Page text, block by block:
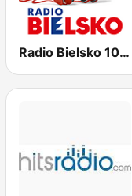
Radio Bielsko 106.7